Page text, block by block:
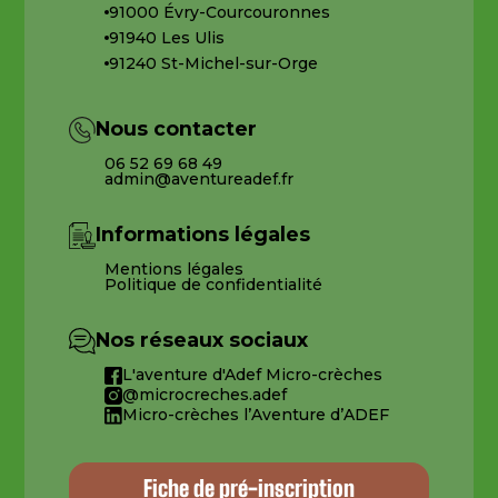
91000 Évry-Courcouronnes
91940 Les Ulis
91240 St-Michel-sur-Orge
Nous contacter
06 52 69 68 49
admin@aventureadef.fr
Informations légales
Mentions légales
Politique de confidentialité
Nos réseaux sociaux
L'aventure d'Adef Micro-crèches
@microcreches.adef
Micro-crèches l’Aventure d’ADEF
Fiche de pré-inscription